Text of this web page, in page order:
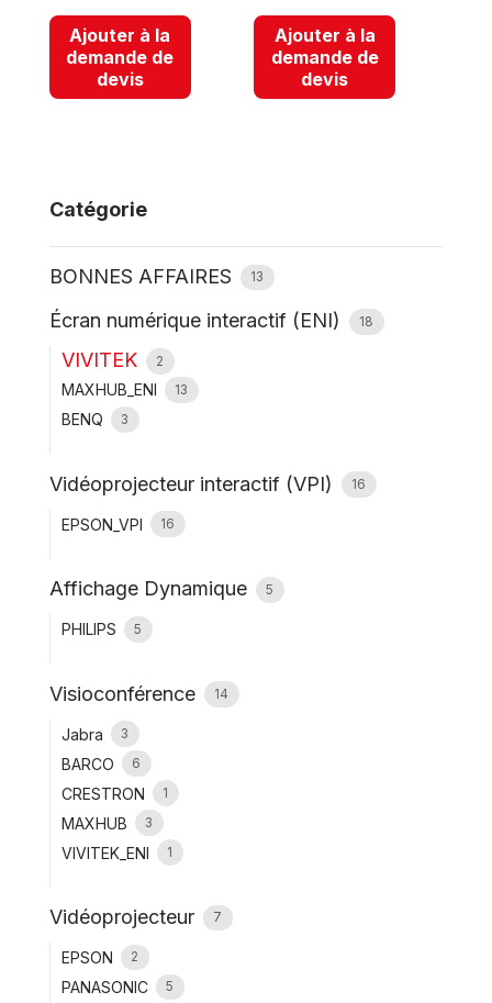
Catégorie
BONNES AFFAIRES 13
Écran numérique interactif (ENI) 18
VIVITEK 2
MAXHUB_ENI 13
BENQ 3
Vidéoprojecteur interactif (VPI) 16
EPSON_VPI 16
Affichage Dynamique 5
PHILIPS 5
Visioconférence 14
Jabra 3
BARCO 6
CRESTRON 1
MAXHUB 3
VIVITEK_ENI 1
Vidéoprojecteur 7
EPSON 2
PANASONIC 5
Ajouter à la
demande de
devis
Ajouter à la
demande de
devis